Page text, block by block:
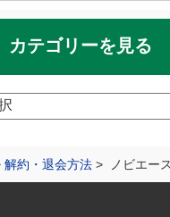
解約・退会方法 ノビエー
カテゴリーを見る